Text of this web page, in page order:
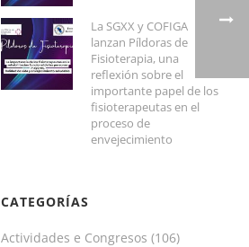
La SGXX y COFIGA
lanzan Píldoras de
Fisioterapia, una
reflexión sobre el
importante papel de los
fisioterapeutas en el
proceso de
envejecimiento
CATEGORÍAS
Actividades e Congresos (106)